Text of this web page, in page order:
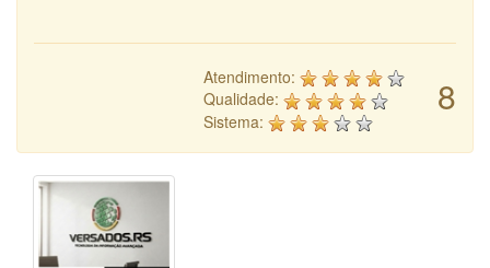
8
Atendimento:
Qualidade:
Sistema: